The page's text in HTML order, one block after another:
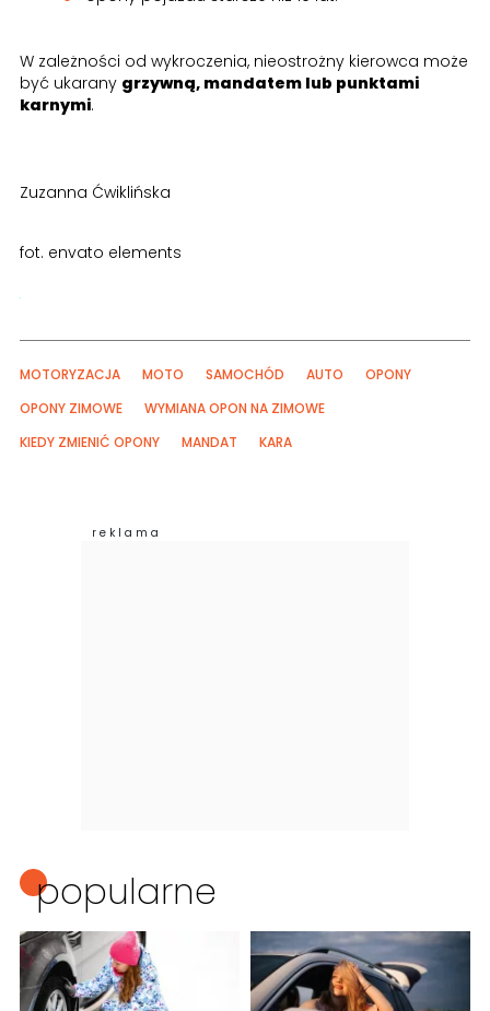
W zależności od wykroczenia, nieostrożny kierowca może
być ukarany grzywną, mandatem lub punktami
karnymi.
Zuzanna Ćwiklińska
fot. envato elements
MOTORYZACJA MOTO SAMOCHÓD AUTO
OPONY
OPONY ZIMOWE
WYMIANA OPON NA ZIMOWE
KIEDY ZMIENIĆ OPONY
MANDAT KARA
popularne